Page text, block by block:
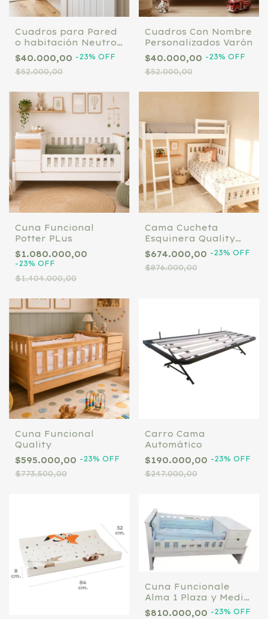
Cuadros para Pared
o habitación Neutro
Personalizados
$40.000,00 -23% OFF
$52.000,00
Cuadros Con Nombre
Personalizados Varón
$40.000,00 -23% OFF
$52.000,00
Cuna Funcional
Potter PLus
$1.080.000,00
-23% OFF
$1.404.000,00
Cama Cucheta
Esquinera Quality
con Baranda y
Escalera Quality
20222
$674.000,00 -23% OFF
$876.000,00
Cuna Funcional
Quality
$595.000,00 -23% OFF
$773.500,00
Carro Cama
Automático
$190.000,00 -23% OFF
$247.000,00
Cuna Funcionale
Alma 1 Plaza y Media
(90 cm) sin modulo
$810.000,00 -23% OFF